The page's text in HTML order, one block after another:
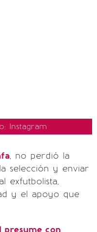
Instagram
, no perdió la
selección y enviar
exfutbolista,
y el apoyo que
presume con